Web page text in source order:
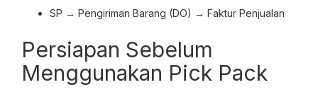
SP → Pengiriman Barang (DO) → Faktur Penjualan
Persiapan Sebelum
Menggunakan Pick Pack